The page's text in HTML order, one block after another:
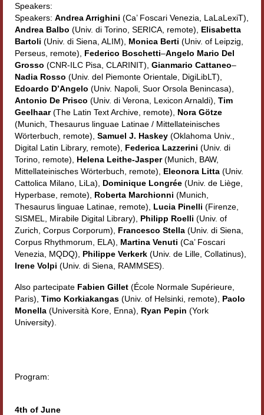
Filologia digitale
Lexicon
ALIM
Corpus Rhythmorum Musicum
Lo studium aretino del ‘200
DIGIMED
Eurasian Latin Archive
Rammses
LEAD
Didattica
Workshop DH
Summer School DH
Speakers:
Speakers: Andrea Arrighini (Ca’ Foscari Venezia, LaLaLexiT),
Andrea Balbo (Univ. di Torino, SERICA, remote), Elisabetta
Bartoli (Univ. di Siena, ALIM), Monica Berti (Univ. of Leipzig,
Perseus, remote), Federico Boschetti–Angelo Mario Del
Grosso (CNR-ILC Pisa, CLARINIT), Gianmario Cattaneo–
Nadia Rosso (Univ. del Piemonte Orientale, DigiLibLT),
Edoardo D’Angelo (Univ. Napoli, Suor Orsola Benincasa),
Antonio De Prisco (Univ. di Verona, Lexicon Arnaldi), Tim
Geelhaar(The Latin Text Archive, remote), Nora Götze
(Munich, Thesaurus linguae Latinae / Mittellateinisches
Wörterbuch, remote), Samuel J. Haskey (Oklahoma Univ.,
Digital Latin Library, remote), Federica Lazzerini (Univ. di
Torino, remote), Helena Leithe-Jasper(Munich, BAW,
Mittellateinisches Wörterbuch, remote), Eleonora Litta (Univ.
Cattolica Milano, LiLa), Dominique Longrée (Univ. de Liège,
Hyperbase, remote), Roberta Marchionni (Munich,
Thesaurus linguae Latinae, remote), Lucia Pinelli (Firenze,
SISMEL, Mirabile Digital Library), Philipp Roelli (Univ. of
Zurich, Corpus Corporum), Francesco Stella (Univ. di Siena,
Corpus Rhythmorum, ELA), Martina Venuti (Ca’ Foscari
Venezia, MQDQ), Philippe Verkerk (Univ. de Lille, Collatinus),
Irene Volpi (Univ. di Siena, RAMMSES).
Also partecipate Fabien Gillet (École Normale Supérieure,
Paris), Timo Korkiakangas (Univ. of Helsinki, remote), Paolo
Monella (Università Kore, Enna), Ryan Pepin (York
University).
Program:
4th of June